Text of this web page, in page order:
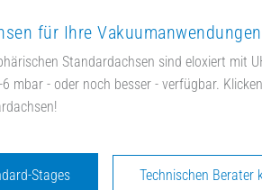
für Ihre
Standardachsen sind eloxiert mit
mbar - oder noch besser - verfügbar.
Stages Technischen Berater